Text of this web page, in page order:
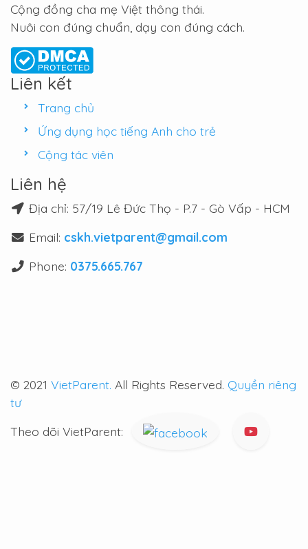
Cộng đồng cha mẹ Việt thông thái.
Nuôi con đúng chuẩn, dạy con đúng cách.
Liên kết
Trang chủ
Ứng dụng học tiếng Anh cho trẻ
Cộng tác viên
Liên hệ
Địa chỉ: 57/19 Lê Đức Thọ - P.7 - Gò Vấp - HCM
Email: cskh.vietparent@gmail.com
Phone: 0375.665.767
© 2021 VietParent. All Rights Reserved. Quyền riêng
tư
Theo dõi VietParent: